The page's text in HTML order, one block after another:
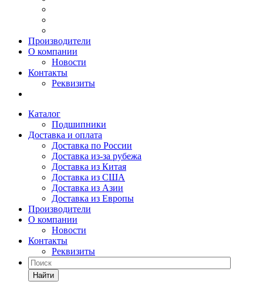
Производители
О компании
Новости
Контакты
Реквизиты
Каталог
Подшипники
Доставка и оплата
Доставка по России
Доставка из-за рубежа
Доставка из Китая
Доставка из США
Доставка из Азии
Доставка из Европы
Производители
О компании
Новости
Контакты
Реквизиты
Найти